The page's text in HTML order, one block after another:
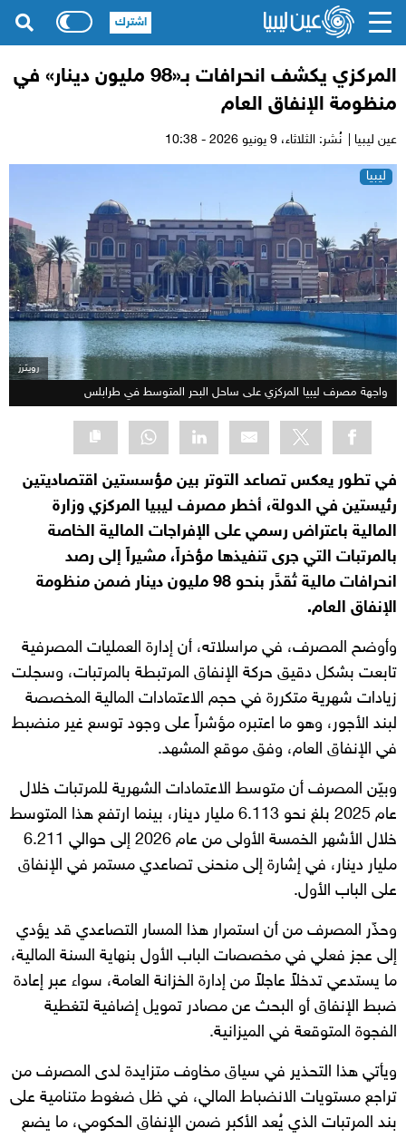
المركزي يكشف انحرافات بـ«98 مليون دينار» في
منظومة الإنفاق العام
عين ليبيا | نُشر: الثلاثاء،
ليبيا
رويترز
واجهة مصرف ليبيا المركزي على ساحل البحر المتوسط في طرابلس
في تطور يعكس تصاعد التوتر بين مؤسستين اقتصاديتين
رئيستين في الدولة، أخطر مصرف ليبيا المركزي وزارة
المالية باعتراض رسمي على الإفراجات المالية الخاصة
بالمرتبات التي جرى تنفيذها مؤخراً، مشيراً إلى رصد
انحرافات مالية تُقدَّر بنحو 98 مليون دينار ضمن منظومة
الإنفاق العام.
وأوضح المصرف، في مراسلاته، أن إدارة العمليات المصرفية
تابعت بشكل دقيق حركة الإنفاق المرتبطة بالمرتبات، وسجلت
زيادات شهرية متكررة في حجم الاعتمادات المالية المخصصة
لبند الأجور، وهو ما اعتبره مؤشراً على وجود توسع غير منضبط
في الإنفاق العام، وفق موقع المشهد.
وبيّن المصرف أن متوسط الاعتمادات الشهرية للمرتبات خلال
عام 2025 بلغ نحو 6.113 مليار دينار، بينما ارتفع هذا المتوسط
خلال الأشهر الخمسة الأولى من عام 2026 إلى حوالي 6.211
مليار دينار، في إشارة إلى منحنى تصاعدي مستمر في الإنفاق
على الباب الأول.
وحذّر المصرف من أن استمرار هذا المسار التصاعدي قد يؤدي
إلى عجز فعلي في مخصصات الباب الأول بنهاية السنة المالية،
ما يستدعي تدخلاً عاجلاً من إدارة الخزانة العامة، سواء عبر إعادة
ضبط الإنفاق أو البحث عن مصادر تمويل إضافية لتغطية
الفجوة المتوقعة في الميزانية.
ويأتي هذا التحذير في سياق مخاوف متزايدة لدى المصرف من
تراجع مستويات الانضباط المالي، في ظل ضغوط متنامية على
بند المرتبات الذي يُعد الأكبر ضمن الإنفاق الحكومي، ما يضع
اشترك